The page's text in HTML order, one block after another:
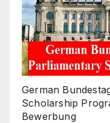
German
Scholarship
Bewerbung